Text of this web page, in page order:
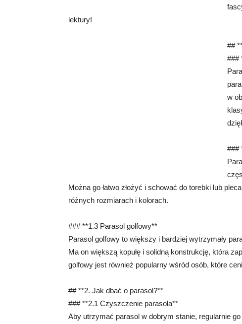
lektury!
##
###
w
###
Można go łatwo złożyć i schować do torebki lub
różnych rozmiarach i kolorach.
### **1.3 Parasol golfowy**
Parasol golfowy to większy i bardziej wytrzymały
Ma on większą kopułę i solidną konstrukcję, która
golfowy jest również popularny wśród osób, które
## **2. Jak dbać o parasol?**
### **2.1 Czyszczenie parasola**
Aby utrzymać parasol w dobrym stanie, regularnie